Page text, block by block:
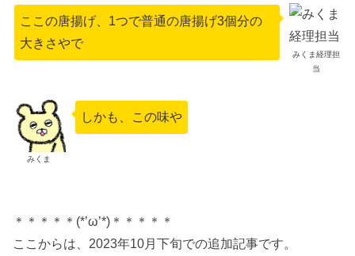
みくま経理担
当
ここの唐揚げ、1つで普通の唐揚げ3個分の
大きさやで
みくま
しかも、この味や
＊＊＊＊＊(*’ω’*)＊＊＊＊＊
ここからは、2023年10月下旬での追加記事です。